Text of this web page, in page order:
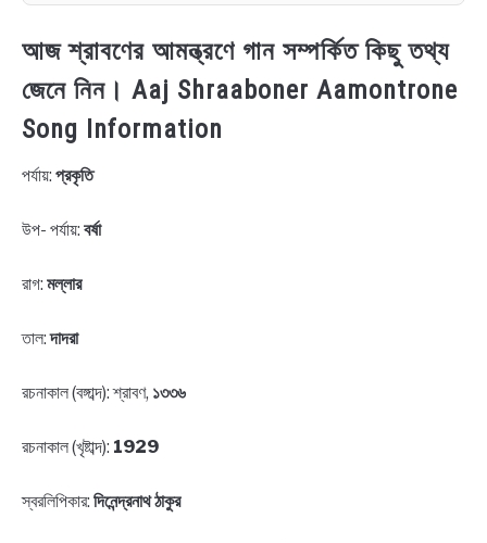
আজ শ্রাবণের আমন্ত্রণে গান সম্পর্কিত কিছু তথ্য
জেনে নিন। Aaj Shraaboner Aamontrone
Song Information
পর্যায়: প্রকৃতি
উপ- পর্যায়: বর্ষা
রাগ: মল্লার
তাল:দাদরা
রচনাকাল (বঙ্গাব্দ): শ্রাবণ, ১৩৩৬
রচনাকাল (খৃষ্টাব্দ): 1929
স্বরলিপিকার: দিনেন্দ্রনাথ ঠাকুর